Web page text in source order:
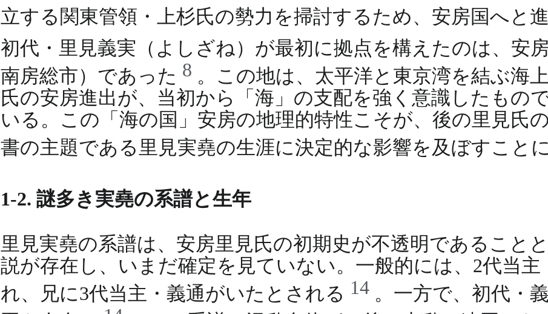
立する関東管領・上杉氏の勢力を掃討するため、安房国へと
初代・里見義実（よしざね）が最初に拠点を構えたのは、安
南房総市）であった 8 。この地は、太平洋と東京湾を結ぶ海
氏の安房進出が、当初から「海」の支配を強く意識したもの
いる。この「海の国」安房の地理的特性こそが、後の里見氏
書の主題である里見実堯の生涯に決定的な影響を及ぼすこと
1-2. 謎多き実堯の系譜と生年
里見実堯の系譜は、安房里見氏の初期史が不透明であること
説が存在し、いまだ確定を見ていない。一般的には、2代当
れ、兄に3代当主・義通がいたとされる 14 。一方で、初代・